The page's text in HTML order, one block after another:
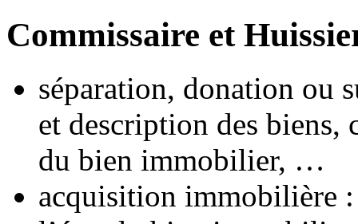
Commissaire et
séparation, donation ou
et description des biens,
du bien immobilier, …
acquisition immobilière